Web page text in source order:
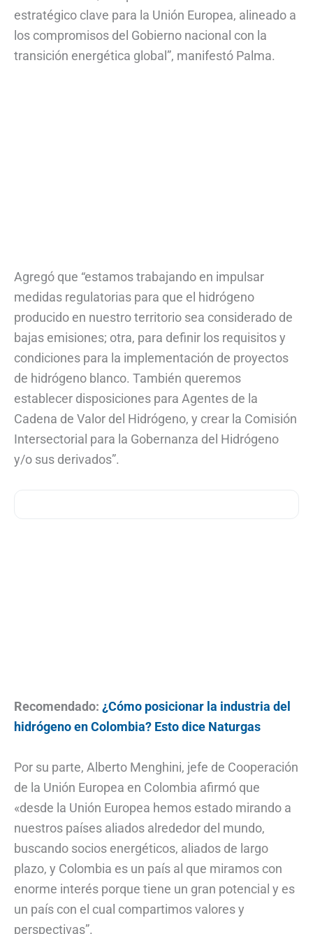
estratégico clave para la Unión Europea, alineado a
los compromisos del Gobierno nacional con la
transición energética global”, manifestó Palma.
Agregó que “estamos trabajando en impulsar
medidas regulatorias para que el hidrógeno
producido en nuestro territorio sea considerado de
bajas emisiones; otra, para definir los requisitos y
condiciones para la implementación de proyectos
de hidrógeno blanco. También queremos
establecer disposiciones para Agentes de la
Cadena de Valor del Hidrógeno, y crear la Comisión
Intersectorial para la Gobernanza del Hidrógeno
y/o sus derivados”.
Recomendado: ¿Cómo posicionar la industria del
hidrógeno en Colombia? Esto dice Naturgas
Por su parte, Alberto Menghini, jefe de Cooperación
de la Unión Europea en Colombia afirmó que
«desde la Unión Europea hemos estado mirando a
nuestros países aliados alrededor del mundo,
buscando socios energéticos, aliados de largo
plazo, y Colombia es un país al que miramos con
enorme interés porque tiene un gran potencial y es
un país con el cual compartimos valores y
perspectivas”.